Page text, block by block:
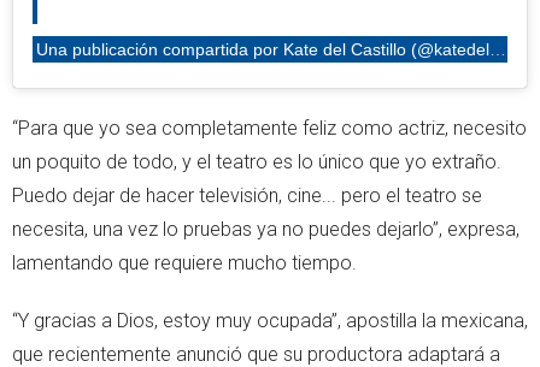
Una publicación compartida por Kate del Castillo (@katedelcastillo)
“Para que yo sea completamente feliz como actriz, necesito
un poquito de todo, y el teatro es lo único que yo extraño.
Puedo dejar de hacer televisión, cine... pero el teatro se
necesita, una vez lo pruebas ya no puedes dejarlo”, expresa,
lamentando que requiere mucho tiempo.
“Y gracias a Dios, estoy muy ocupada”, apostilla la mexicana,
que recientemente anunció que su productora adaptará a